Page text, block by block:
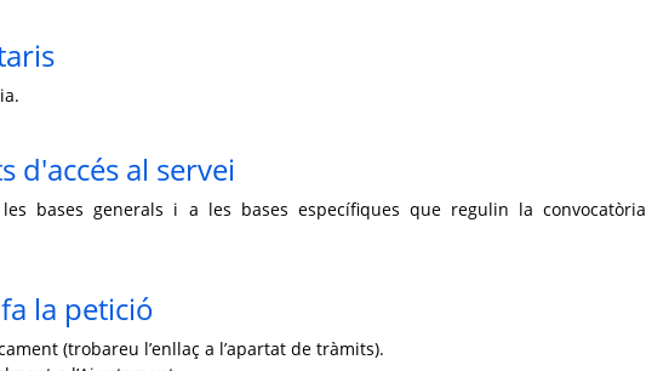
d'accés al servei
bases generals i a les bases específiques que regulin la convocatòria
la petició
(trobareu l’enllaç a l’apartat de tràmits).